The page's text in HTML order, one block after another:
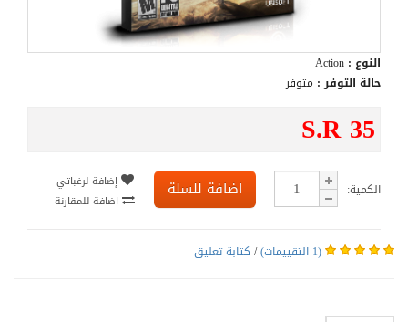
النوع :
حالة التوفر : متوفر
S.R 35
الكمية: اضافة للسلة
إضافة لرغباتي
اضافة للمقارنة
(1 التقييمات) / كتابة تعليق